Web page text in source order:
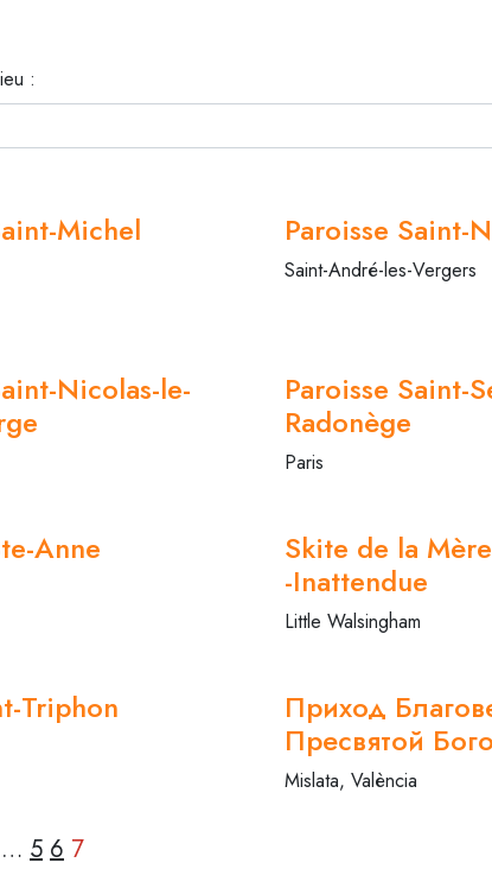
:
Michel
Paroisse Saint-
Saint-André-les-Vergers
Nicolas-le-
Paroisse Saint-
Radonège
Paris
Anne
Skite de la
-Inattendue
Little Walsingham
Triphon
Приход
Пресвятой
Mislata, València
… 5 6 7